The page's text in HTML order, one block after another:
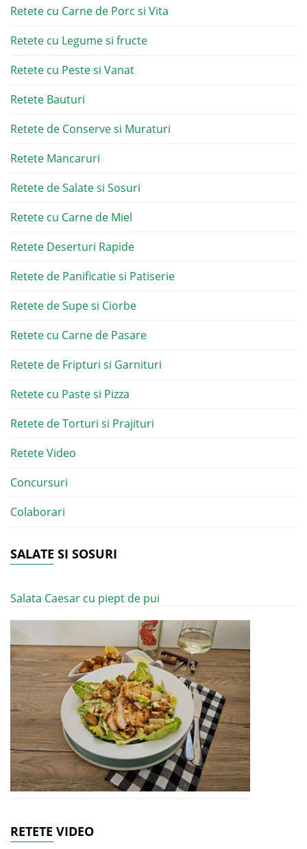
Retete cu Carne de Porc si Vita
Retete cu Legume si fructe
Retete cu Peste si Vanat
Retete Bauturi
Retete de Conserve si Muraturi
Retete Mancaruri
Retete de Salate si Sosuri
Retete cu Carne de Miel
Retete Deserturi Rapide
Retete de Panificatie si Patiserie
Retete de Supe si Ciorbe
Retete cu Carne de Pasare
Retete de Fripturi si Garnituri
Retete cu Paste si Pizza
Retete de Torturi si Prajituri
Retete Video
Concursuri
Colaborari
SALATE SI SOSURI
Salata Caesar cu piept de pui
RETETE VIDEO